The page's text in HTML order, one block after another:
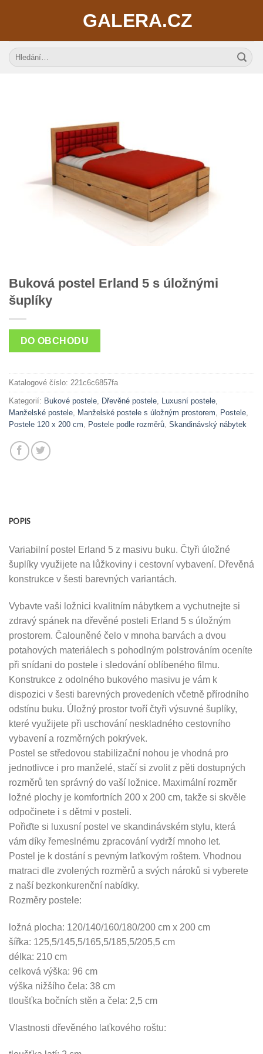
GALERA.CZ
Hledat:
Buková postel Erland 5 s úložnými
šuplíky
DO OBCHODU
Katalogové číslo: 221c6c6857fa
Kategorií: Bukové postele, Dřevěné postele, Luxusní postele,
Manželské postele, Manželské postele s úložným prostorem, Postele,
Postele 120 x 200 cm, Postele podle rozměrů, Skandinávský nábytek
POPIS
Variabilní postel Erland 5 z masivu buku. Čtyři úložné
šuplíky využijete na lůžkoviny i cestovní vybavení. Dřevěná
konstrukce v šesti barevných variantách.
Vybavte vaši ložnici kvalitním nábytkem a vychutnejte si
zdravý spánek na dřevěné posteli Erland 5 s úložným
prostorem. Čalouněné čelo v mnoha barvách a dvou
potahových materiálech s pohodlným polstrováním oceníte
při snídani do postele i sledování oblíbeného filmu.
Konstrukce z odolného bukového masivu je vám k
dispozici v šesti barevných provedeních včetně přírodního
odstínu buku. Úložný prostor tvoří čtyři výsuvné šuplíky,
které využijete při uschování neskladného cestovního
vybavení a rozměrných pokrývek.
Postel se středovou stabilizační nohou je vhodná pro
jednotlivce i pro manželé, stačí si zvolit z pěti dostupných
rozměrů ten správný do vaší ložnice. Maximální rozměr
ložné plochy je komfortních 200 x 200 cm, takže si skvěle
odpočinete i s dětmi v posteli.
Pořiďte si luxusní postel ve skandinávském stylu, která
vám díky řemeslnému zpracování vydrží mnoho let.
Postel je k dostání s pevným laťkovým roštem. Vhodnou
matraci dle zvolených rozměrů a svých nároků si vyberete
z naší bezkonkurenční nabídky.
Rozměry postele:
ložná plocha: 120/140/160/180/200 cm x 200 cm
šířka: 125,5/145,5/165,5/185,5/205,5 cm
délka: 210 cm
celková výška: 96 cm
výška nižšího čela: 38 cm
tloušťka bočních stěn a čela: 2,5 cm
Vlastnosti dřevěného laťkového roštu: